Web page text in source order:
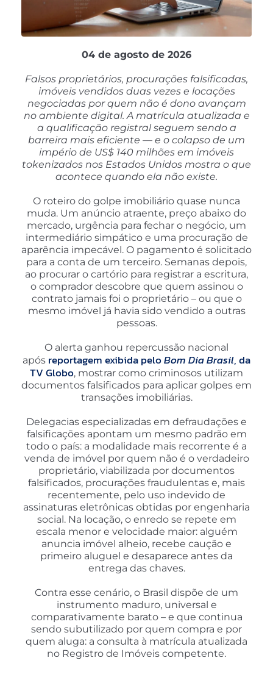
04 de agosto de 2026
Falsos proprietários, procurações falsificadas,
imóveis vendidos duas vezes e locações
negociadas por quem não é dono avançam
no ambiente digital. A matrícula atualizada e
a qualificação registral seguem sendo a
barreira mais eficiente — e o colapso de um
império de US$ 140 milhões em imóveis
tokenizados nos Estados Unidos mostra o que
acontece quando ela não existe.
O roteiro do golpe imobiliário quase nunca
muda. Um anúncio atraente, preço abaixo do
mercado, urgência para fechar o negócio, um
intermediário simpático e uma procuração de
aparência impecável. O pagamento é solicitado
para a conta de um terceiro. Semanas depois,
ao procurar o cartório para registrar a escritura,
o comprador descobre que quem assinou o
contrato jamais foi o proprietário – ou que o
mesmo imóvel já havia sido vendido a outras
pessoas.
O alerta ganhou repercussão nacional
após reportagem exibida peloBom Dia Brasil, da
TV Globo, mostrar como criminosos utilizam
documentos falsificados para aplicar golpes em
transações imobiliárias.
Delegacias especializadas em defraudações e
falsificações apontam um mesmo padrão em
todo o país: a modalidade mais recorrente é a
venda de imóvel por quem não é o verdadeiro
proprietário, viabilizada por documentos
falsificados, procurações fraudulentas e, mais
recentemente, pelo uso indevido de
assinaturas eletrônicas obtidas por engenharia
social. Na locação, o enredo se repete em
escala menor e velocidade maior: alguém
anuncia imóvel alheio, recebe caução e
primeiro aluguel e desaparece antes da
entrega das chaves.
Contra esse cenário, o Brasil dispõe de um
instrumento maduro, universal e
comparativamente barato – e que continua
sendo subutilizado por quem compra e por
quem aluga: a consulta à matrícula atualizada
no Registro de Imóveis competente.